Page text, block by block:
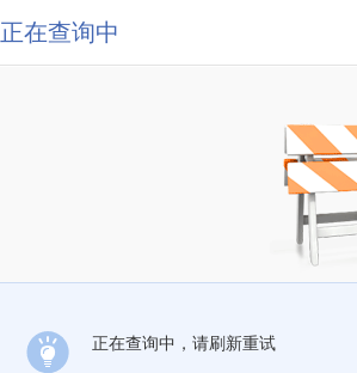
正在查询中
正在查询中，请刷新重试